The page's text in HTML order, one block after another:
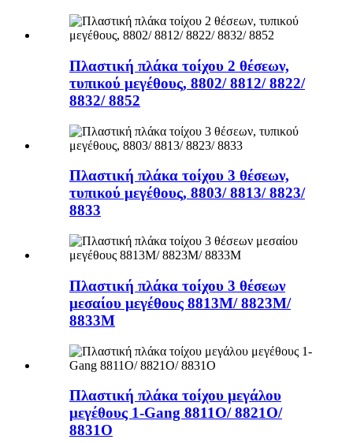
Πλαστική πλάκα τοίχου 2 θέσεων,
τυπικού μεγέθους, 8802/ 8812/ 8822/
8832/ 8852
Πλαστική πλάκα τοίχου 3 θέσεων,
τυπικού μεγέθους, 8803/ 8813/ 8823/
8833
Πλαστική πλάκα τοίχου 3 θέσεων
μεσαίου μεγέθους 8813M/ 8823M/
8833M
Πλαστική πλάκα τοίχου μεγάλου
μεγέθους 1-Gang 8811O/ 8821O/
8831O